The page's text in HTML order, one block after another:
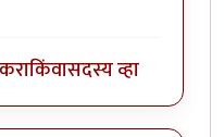
किंवासदस्य व्हा